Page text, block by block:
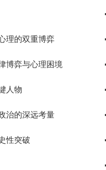
理的双重博弈
博弈与心理困境
人物
治的深远考量
性突破